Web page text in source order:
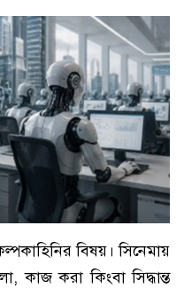
বিষয়। সিনেমায়
কাজ করা কিংবা সিদ্ধান্ত